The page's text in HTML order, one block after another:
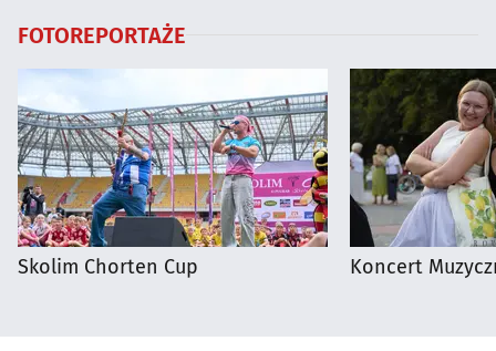
FOTOREPORTAŻE
Skolim Chorten Cup Koncert